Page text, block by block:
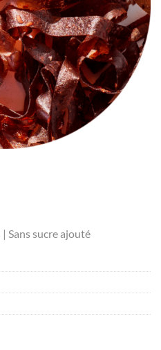
Sans sucre ajouté